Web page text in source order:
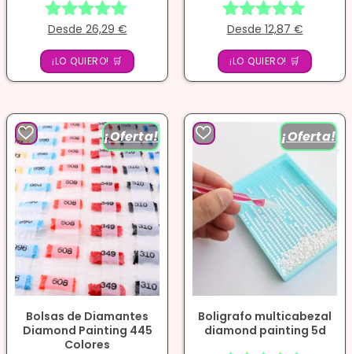
Valorado
con
4.86
de 5
Desde 26,29 €
¡LO QUIERO! 🛒
Valorado
con
4.86
de 5
Desde 12,87 €
¡LO QUIERO! 🛒
¡Oferta!
Bolsas de Diamantes
Diamond Painting 445
Colores
¡Oferta!
Boligrafo multicabezal
diamond painting 5d